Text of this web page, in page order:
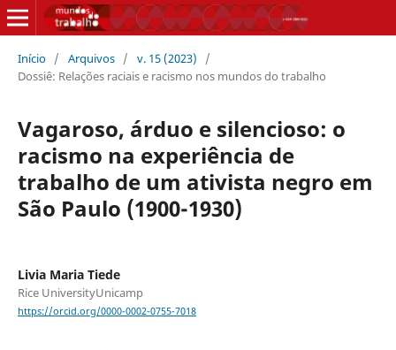
Início / Arquivos / v. 15 (2023)
/
Dossiê: Relações raciais e racismo nos mundos do trabalho
Vagaroso, árduo e silencioso: o
racismo na experiência de
trabalho de um ativista negro em
São Paulo (1900-1930)
Livia Maria Tiede
Rice UniversityUnicamp
https://orcid.org/0000-0002-0755-7018